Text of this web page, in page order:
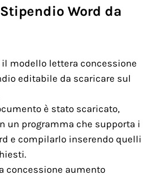
Word da
modello lettera concessione
editabile da scaricare sul
è stato scaricato,
un programma che supporta i
e compilarlo inserendo quelli
concessione aumento